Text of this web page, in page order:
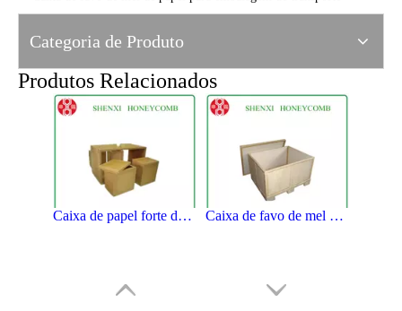
Categoria de Produto
Produtos Relacionados
Caixa de papel forte do favo de mel para embalar Caixa de favo de mel de papel para embalagem de aparelhos domésticos